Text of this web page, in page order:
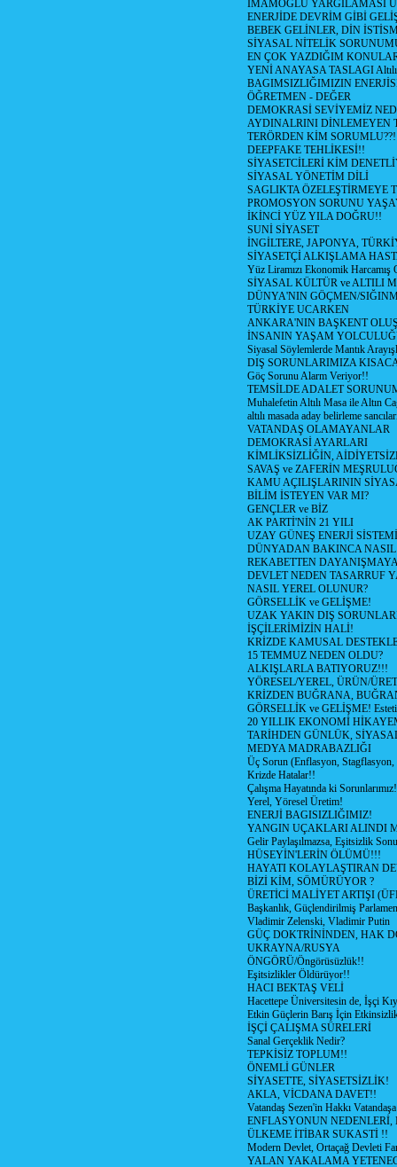
İMAMOĞLU YARGILAMASI
ENERJİDE DEVRİM GİBİ
BEBEK GELİNLER, DİN
SİYASAL NİTELİK
EN ÇOK YAZDIĞIM
YENİ ANAYASA TASLAGI Altılı
BAGIMSIZLIĞIMIZIN
ÖĞRETMEN - DEĞER
DEMOKRASİ SEVİYEMİZ
AYDINALRINI DİNLEMEYEN
TERÖRDEN KİM
DEEPFAKE TEHLİKESİ!!
SİYASETCİLERİ KİM
SİYASAL YÖNETİM DİLİ
SAGLIKTA ÖZELEŞTİRMEYE
PROMOSYON SORUNU
İKİNCİ YÜZ YILA DOĞRU!!
SUNİ SİYASET
İNGİLTERE, JAPONYA,
SİYASETÇİ ALKIŞLAMA
Yüz Liramızı Ekonomik Harcamış
SİYASAL KÜLTÜR ve ALTILI
DÜNYA'NIN GÖÇMEN/
TÜRKİYE UCARKEN
ANKARA'NIN BAŞKENT
İNSANIN YAŞAM
Siyasal Söylemlerde Mantık
DIŞ SORUNLARIMIZA
Göç Sorunu Alarm Veriyor!!
TEMSİLDE ADALET
Muhalefetin Altılı Masa ile Altın
altılı masada aday belirleme
VATANDAŞ OLAMAYANLAR
DEMOKRASİ AYARLARI
KİMLİKSİZLİĞİN,
SAVAŞ ve ZAFERİN
KAMU AÇILIŞLARININ
BİLİM İSTEYEN VAR MI?
GENÇLER ve BİZ
AK PARTİ'NİN 21 YILI
UZAY GÜNEŞ ENERJİ SİSTEMİ
DÜNYADAN BAKINCA
REKABETTEN
DEVLET NEDEN TASARRUF
NASIL YEREL OLUNUR?
GÖRSELLİK ve GELİŞME!
UZAK YAKIN DIŞ
İŞÇİLERİMİZİN HALİ!
KRİZDE KAMUSAL
15 TEMMUZ NEDEN OLDU?
ALKIŞLARLA BATIYORUZ!!!
YÖRESEL/YEREL, ÜRÜN/
KRİZDEN BUĞRANA,
GÖRSELLİK ve GELİŞME!
20 YILLIK EKONOMİ
TARİHDEN GÜNLÜK,
MEDYA MADRABAZLIĞI
Üç Sorun (Enflasyon, Stagflasyon,
Krizde Hatalar!!
Çalışma Hayatında ki
Yerel, Yöresel Üretim!
ENERJİ BAGISIZLIĞIMIZ!
YANGIN UÇAKLARI ALINDI
Gelir Paylaşılmazsa, Eşitsizlik
HÜSEYİN'LERİN ÖLÜMÜ!!!
HAYATI KOLAYLAŞTIRAN
BİZİ KİM, SÖMÜRÜYOR ?
ÜRETİCİ MALİYET ARTIŞI
Başkanlık, Güçlendirilmiş
Vladimir Zelenski, Vladimir Putin
GÜÇ DOKTRİNİNDEN, HAK
UKRAYNA/RUSYA
ÖNGÖRÜ/Öngörüsüzlük!!
Eşitsizlikler Öldürüyor!!
HACI BEKTAŞ VELİ
Hacettepe Üniversitesin de, İşçi
Etkin Güçlerin Barış İçin
İŞÇİ ÇALIŞMA SÜRELERİ
Sanal Gerçeklik Nedir?
TEPKİSİZ TOPLUM!!
ÖNEMLİ GÜNLER
SİYASETTE, SİYASETSİZLİK!
AKLA, VİCDANA DAVET!!
Vatandaş Sezen'in Hakkı
ENFLASYONUN NEDENLERİ,
ÜLKEME İTİBAR SUKASTİ !!
Modern Devlet, Ortaçağ Devleti
YALAN YAKALAMA